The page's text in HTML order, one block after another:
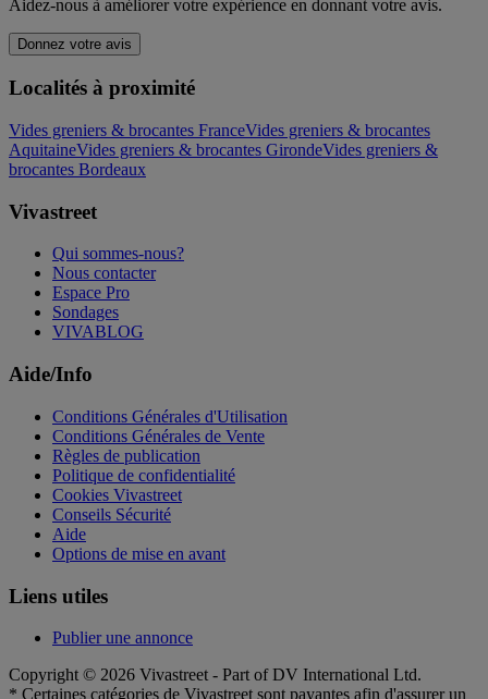
Aidez-nous à améliorer votre expérience en donnant votre avis.
Donnez votre avis
Localités à proximité
Vides greniers & brocantes FranceVides greniers & brocantes
AquitaineVides greniers & brocantes GirondeVides greniers &
brocantes Bordeaux
Vivastreet
Qui sommes-nous?
Nous contacter
Espace Pro
Sondages
VIVABLOG
Aide/Info
Conditions Générales d'Utilisation
Conditions Générales de Vente
Règles de publication
Politique de confidentialité
Cookies Vivastreet
Conseils Sécurité
Aide
Options de mise en avant
Liens utiles
Publier une annonce
Copyright © 2026 Vivastreet - Part of DV International Ltd.
* Certaines catégories de Vivastreet sont payantes afin d'assurer un